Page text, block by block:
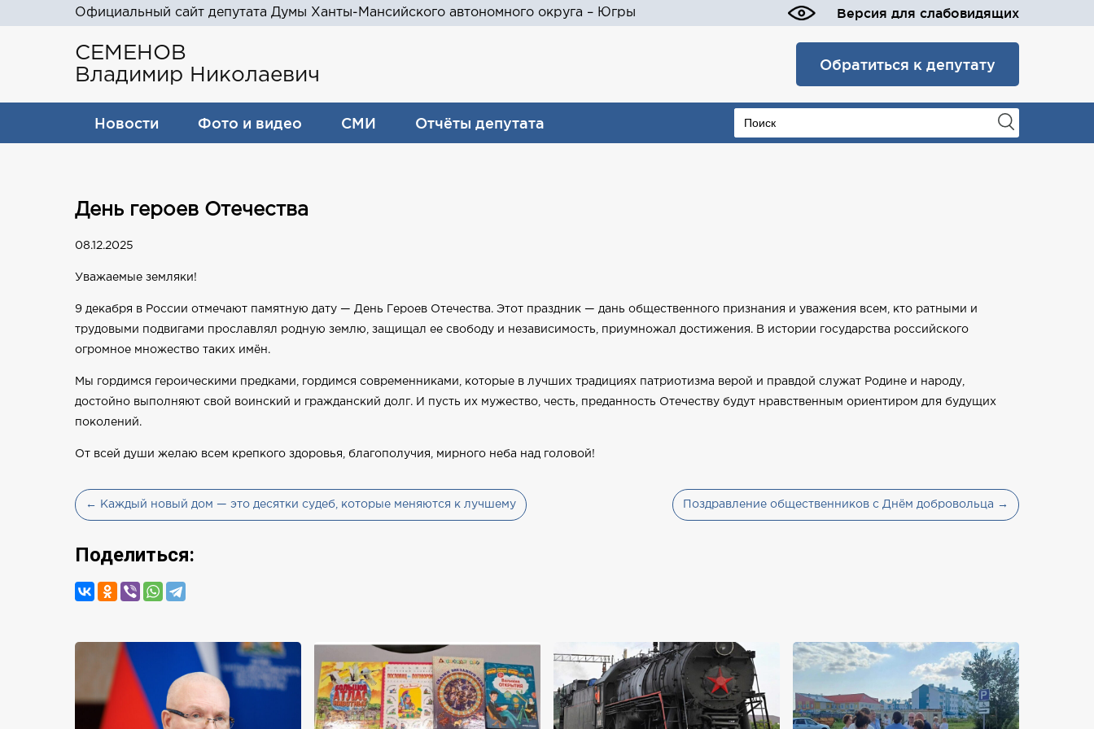
Официальный сайт депутата Думы Ханты-Мансийского автономного округа – Югры Версия для слабовидящих
СЕМЕНОВ
Владимир Николаевич
Обратиться к депутату
Новости Фото и видео СМИ Отчёты депутата
День героев Отечества
08.12.2025
Уважаемые земляки!
9 декабря в России отмечают памятную дату — День Героев Отечества. Этот праздник — дань общественного признания и уважения всем, кто ратными и
трудовыми подвигами прославлял родную землю, защищал ее свободу и независимость, приумножал достижения. В истории государства российского
огромное множество таких имён.
Мы гордимся героическими предками, гордимся современниками, которые в лучших традициях патриотизма верой и правдой служат Родине и народу,
достойно выполняют свой воинский и гражданский долг. И пусть их мужество, честь, преданность Отечеству будут нравственным ориентиром для будущих
поколений.
От всей души желаю всем крепкого здоровья, благополучия, мирного неба над головой!
← Каждый новый дом — это десятки судеб, которые меняются к лучшему Поздравление общественников с Днём добровольца →
Поделиться: